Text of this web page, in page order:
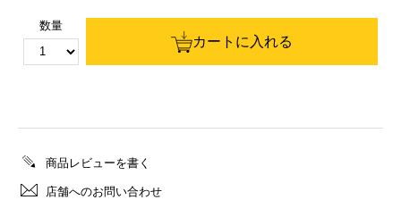
数量
カートに入れる
商品レビューを書く
店舗へのお問い合わせ